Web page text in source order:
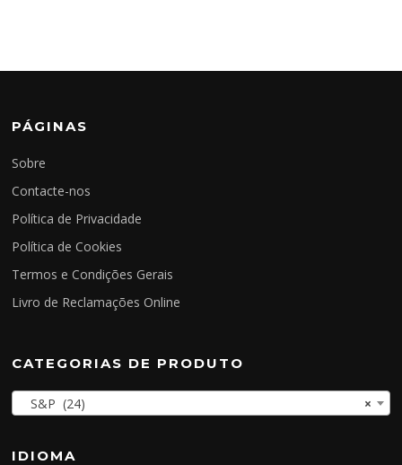
PÁGINAS
Sobre
Contacte-nos
Política de Privacidade
Política de Cookies
Termos e Condições Gerais
Livro de Reclamações Online
CATEGORIAS DE PRODUTO
×
S&P (24)
IDIOMA